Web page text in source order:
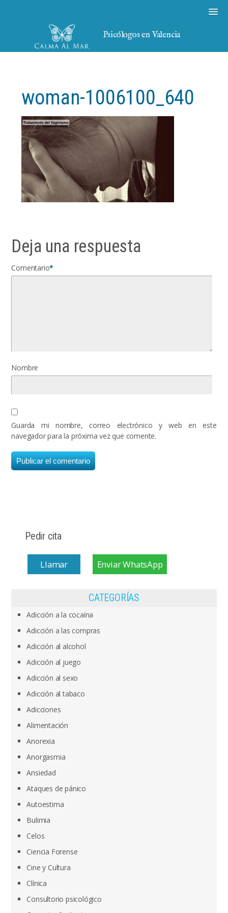
Psicólogos en Valencia
woman-1006100_640
Deja una respuesta
Comentario*
Nombre
Guarda mi nombre, correo electrónico y web en este
navegador para la próxima vez que comente.
Pedir cita
Llamar Enviar WhatsApp
CATEGORÍAS
Adicción a la cocaína
Adicción a las compras
Adicción al alcohol
Adicción al juego
Adicción al sexo
Adicción al tabaco
Adicciones
Alimentación
Anorexia
Anorgasmia
Ansiedad
Ataques de pánico
Autoestima
Bulimia
Celos
Ciencia Forense
Cine y Cultura
Clínica
Consultorio psicológico